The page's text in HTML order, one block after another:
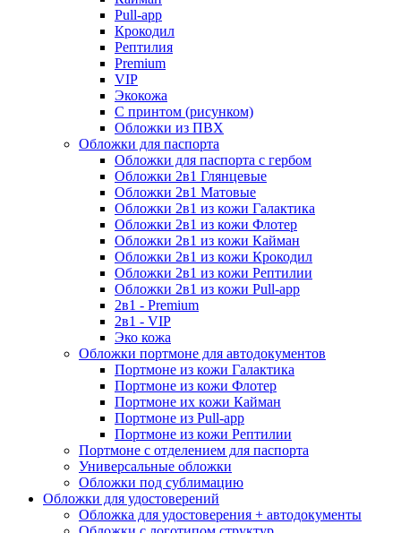
Pull-app
Крокодил
Рептилия
Premium
VIP
Экокожа
С принтом (рисунком)
Обложки из ПВХ
Обложки для паспорта
Обложки для паспорта с гербом
Обложки 2в1 Глянцевые
Обложки 2в1 Матовые
Обложки 2в1 из кожи Галактика
Обложки 2в1 из кожи Флотер
Обложки 2в1 из кожи Кайман
Обложки 2в1 из кожи Крокодил
Обложки 2в1 из кожи Рептилии
Обложки 2в1 из кожи Pull-app
2в1 - Premium
2в1 - VIP
Эко кожа
Обложки портмоне для автодокументов
Портмоне из кожи Галактика
Портмоне из кожи Флотер
Портмоне их кожи Кайман
Портмоне из Pull-app
Портмоне из кожи Рептилии
Портмоне с отделением для паспорта
Универсальные обложки
Обложки под сублимацию
Обложки для удостоверений
Обложка для удостоверения + автодокументы